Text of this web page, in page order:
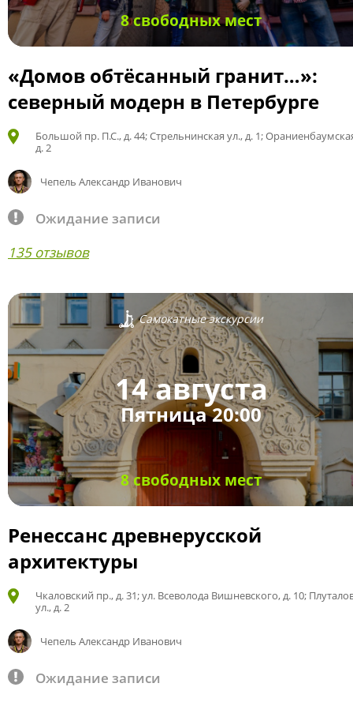
8 свободных мест
«Домов обтёсанный гранит…»:
северный модерн в Петербурге
Большой пр. П.С., д. 44; Стрельнинская ул., д. 1;
д. 2
Чепель Александр Иванович
Ожидание записи
135 отзывов
Самокатные экскурсии
14 августа
Пятница 20:00
8 свободных мест
Ренессанс древнерусской
архитектуры
Чкаловский пр., д. 31; ул. Всеволода Вишневского, д. 10;
ул., д. 2
Чепель Александр Иванович
Ожидание записи